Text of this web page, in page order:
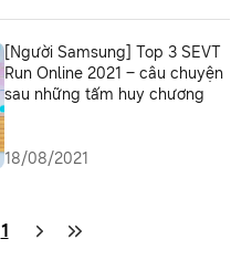
[Người Samsung] Top 3 SEVT
Run Online 2021 – câu chuyện
sau những tấm huy chương
18/08/2021
1